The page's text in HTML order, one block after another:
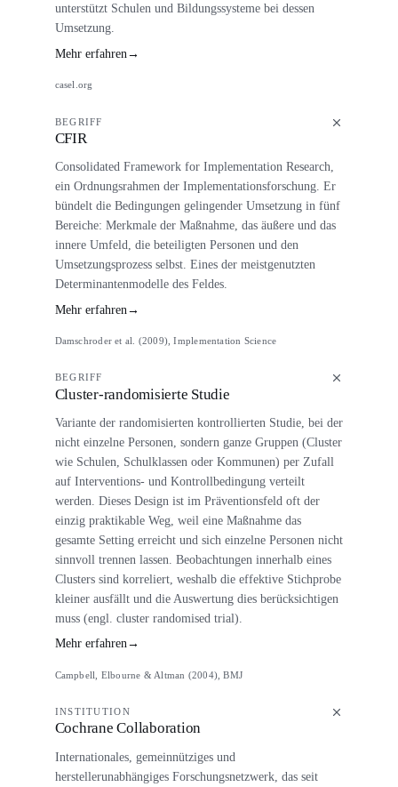
unterstützt Schulen und Bildungssysteme bei dessen
Umsetzung.
Mehr erfahren →
casel.org
BEGRIFF
CFIR
Consolidated Framework for Implementation Research,
ein Ordnungsrahmen der Implementationsforschung. Er
bündelt die Bedingungen gelingender Umsetzung in fünf
Bereiche: Merkmale der Maßnahme, das äußere und das
innere Umfeld, die beteiligten Personen und den
Umsetzungsprozess selbst. Eines der meistgenutzten
Determinantenmodelle des Feldes.
Mehr erfahren →
Damschroder et al. (2009), Implementation Science
BEGRIFF
Cluster-randomisierte Studie
Variante der randomisierten kontrollierten Studie, bei der
nicht einzelne Personen, sondern ganze Gruppen (Cluster
wie Schulen, Schulklassen oder Kommunen) per Zufall
auf Interventions- und Kontrollbedingung verteilt
werden. Dieses Design ist im Präventionsfeld oft der
einzig praktikable Weg, weil eine Maßnahme das
gesamte Setting erreicht und sich einzelne Personen nicht
sinnvoll trennen lassen. Beobachtungen innerhalb eines
Clusters sind korreliert, weshalb die effektive Stichprobe
kleiner ausfällt und die Auswertung dies berücksichtigen
muss (engl. cluster randomised trial).
Mehr erfahren→
Campbell, Elbourne & Altman (2004), BMJ
INSTITUTION
Cochrane Collaboration
Internationales, gemeinnütziges und
herstellerunabhängiges Forschungsnetzwerk, das seit